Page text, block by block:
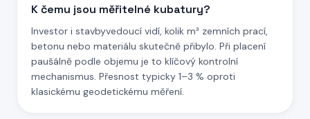
K čemu jsou měřitelné kubatury?
Investor i stavbyvedoucí vidí, kolik m³ zemních prací,
betonu nebo materiálu skutečně přibylo. Při placení
paušálně podle objemu je to klíčový kontrolní
mechanismus. Přesnost typicky 1–3 % oproti
klasickému geodetickému měření.